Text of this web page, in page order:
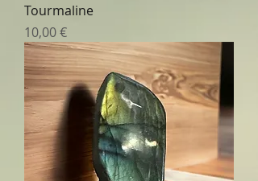
Tourmaline
Prix
10,00 €